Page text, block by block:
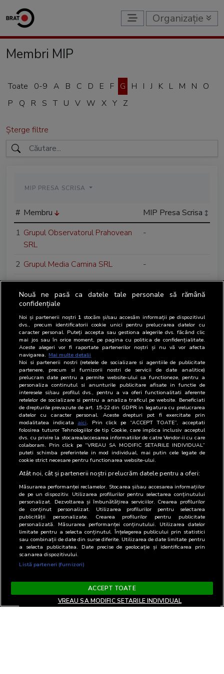
Organizație
Membri MIP
Toate 0-9 A B C D E F G H I J K L M N
O
P
Q R S T U V W X Y Z
Șterge filtre
MIP PRESA SCRISA
# Membru
MIP Presa Scrisa
1 Grupul Observatorul Prahovean
SRL
-
2 Grupul Media Camina SRL
-
3 Grup Licitatii Publice SRL
-
4 Grama Proiect SRL
5 Graffiti Plus SA
6 Global Records SRL
-
7 Getica OOH SRL
8 Galenus SRL -
Nouă ne pasă ca datele tale personale să rămână
confidențiale
Noi și partenerii noștri 1 stocăm și/sau accesăm informații pe dispozitivul
dvs., precum identificatorii cookie unici pentru prelucrarea datelor cu
caracter personal. Puteți accepta sau gestiona alegerile dvs. făcând clic
mai jos sau în orice moment, pe pagina cu politica de confidențialitate.
Aceste alegeri vor fi raportate partenerilor noștri și nu vă vor afecta
navigarea. Mai multe detalii
Noi si partenerii nostri (retelele de socializare si agentiile de publicitate
partenere, precum si furnizorii nostri de servicii de date analitice)
prelucram date pentru a permite website-ului sa functioneze, pentru a
personaliza continutul si anunturile publicitare afisate in functie de
interesele si/sau profilul dvs., pentru a va oferi functionalitati aferente
retelelor de socializare si pentru a analiza traficul pe website. Beneficiati
de drepturile prevazute de art. 15-22 din GDPR in legatura cu prelucrarea
datelor cu caracter personal. Aceste drepturi pot fi exercitate prin
modalitatea indicata aici. Prin click pe “ACCEPT TOATE”, acceptati
folosirea tuturor Tehnologiilor de tip Cookie, care implica inclusiv acceptul
dvs. cu privire la stocarea/accesarea informatiilor de catre Vendor-ii cu care
colaboram. Prin click pe “VREAU SA MODIFIC SETARILE INDIVIDUAL”
puteti schimba preferintele in mod individual, mai putin cele legate de
cookie strict necesare pentru functionarea website-ului.
Atât noi, cât și partenerii noștri prelucrăm datele pentru a oferi:
Măsurarea performanței reclamelor. Stocarea și/sau accesarea informațiilor
de pe un dispozitiv. Utilizarea profilurilor pentru selectarea conținutului
personalizat. Dezvoltarea și îmbunătățirea serviciilor. Crearea profilurilor
de conținut personalizat. Utilizarea profilurilor pentru selectarea
publicității personalizate. Crearea profilurilor pentru publicitate
personalizată. Măsurarea performanței conținutului. Utilizarea datelor
limitate pentru a selecta conținutul. Înțelegerea publicului prin statistici
sau combinații de date din surse diferite. Utilizarea de date limitate pentru
a selecta publicitatea. Date precise de geolocație și identificarea prin
scanarea dispozitivului.
Listă parteneri (furnizori)
ACCEPT TOATE
VREAU SA MODIFIC SETARILE INDIVIDUAL